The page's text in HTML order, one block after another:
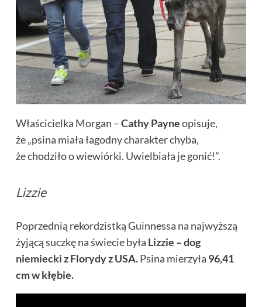
Właścicielka Morgan –Cathy Payneopisuje,
że „psina miała łagodny charakter chyba,
że chodziło o wiewiórki. Uwielbiała je gonić!”.
Lizzie
Poprzednią rekordzistką Guinnessa na najwyższą
żyjącą suczkę na świecie była Lizzie – dog
niemiecki z Florydy z USA.Psina mierzyła 96,41
cm w kłębie.